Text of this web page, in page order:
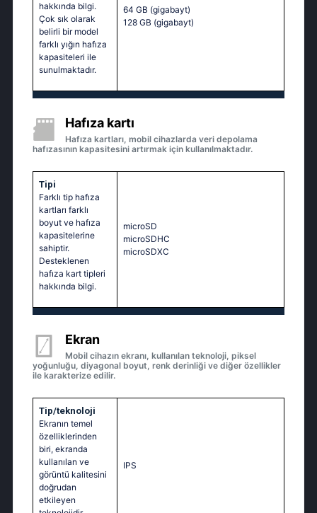
hakkında bilgi.
Çok sık olarak
belirli bir model
farklı yığın hafıza
kapasiteleri ile
sunulmaktadır.
64 GB (gigabayt)
128 GB (gigabayt)
Hafıza kartı
Hafıza kartları, mobil cihazlarda veri depolama
hafızasının kapasitesini artırmak için kullanılmaktadır.
Tipi
Farklı tip hafıza
kartları farklı
boyut ve hafıza
kapasitelerine
sahiptir.
Desteklenen
hafıza kart tipleri
hakkında bilgi.
microSD
microSDHC
microSDXC
Ekran
Mobil cihazın ekranı, kullanılan teknoloji, piksel
yoğunluğu, diyagonal boyut, renk derinliği ve diğer özellikler
ile karakterize edilir.
Tip/teknoloji
Ekranın temel
özelliklerinden
biri, ekranda
kullanılan ve
görüntü kalitesini
doğrudan
etkileyen
IPS